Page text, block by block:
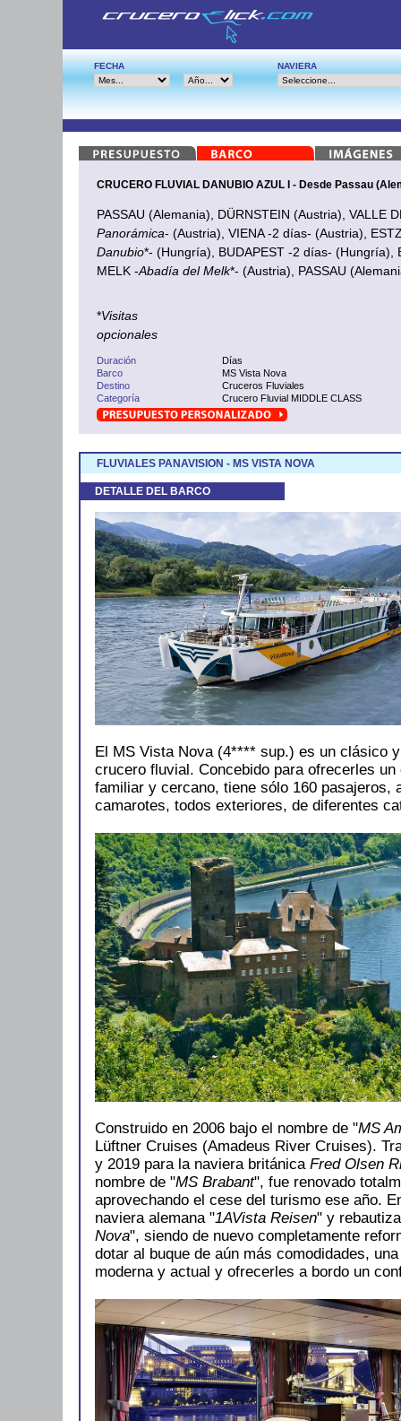
FECHA NAVIERA
CRUCERO FLUVIAL DANUBIO AZUL I - Desde Passau
PASSAU (Alemania), DÜRNSTEIN (Austria), VALLE
Panorámica- (Austria), VIENA -2 días- (Austria),
Danubio*- (Hungría), BUDAPEST -2 días- (Hungría),
MELK -Abadía del Melk*- (Austria), PASSAU
*Visitas
opcionales
Duración
Días
Barco
MS Vista Nova
Destino
Cruceros Fluviales
Categoría
Crucero Fluvial MIDDLE CLASS
FLUVIALES PANAVISION - MS VISTA NOVA
DETALLE DEL BARCO
El MS Vista Nova (4**** sup.) es un clásico
crucero fluvial. Concebido para ofrecerles
familiar y cercano, tiene sólo 160 pasajeros,
camarotes, todos exteriores, de diferentes
Construido en 2006 bajo el nombre de "MS
Lüftner Cruises (Amadeus River Cruises).
y 2019 para la naviera británica Fred Olsen
nombre de "MS Brabant", fue renovado
aprovechando el cese del turismo ese año.
naviera alemana "1AVista Reisen" y
Nova", siendo de nuevo completamente
dotar al buque de aún más comodidades,
moderna y actual y ofrecerles a bordo un